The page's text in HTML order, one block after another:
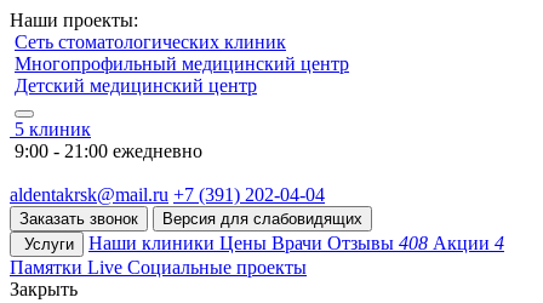
Наши проекты:
Сеть стоматологических клиник
Многопрофильный медицинский центр
Детский медицинский центр
5 клиник
9:00 - 21:00 ежедневно
aldentakrsk@mail.ru +7 (391) 202-04-04
Заказать звонок
Версия для слабовидящих
Услуги
Наши клиники Цены Врачи Отзывы 408 Акции 4
Памятки Live Социальные проекты
Закрыть